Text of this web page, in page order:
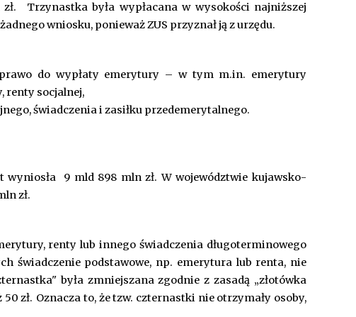
Trzynastka była wypłacana w wysokości najniższej
wniosku, ponieważ ZUS przyznał ją z urzędu.
prawo do wypłaty emerytury – w tym m.in. emerytury
renty socjalnej,
świadczenia i zasiłku przedemerytalnego.
wyniosła 9 mld 898 mln zł. W województwie kujawsko-
zł.
renty lub innego świadczenia długoterminowego
świadczenie podstawowe, np. emerytura lub renta, nie
była zmniejszana zgodnie z zasadą „złotówka
zł. Oznacza to, że tzw. czternastki nie otrzymały osoby,